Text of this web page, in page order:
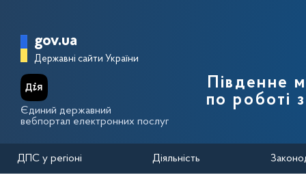
Головна сторінка Державної
gov.ua
Державні сайти України
Єдиний державний
вебпортал електронних послуг
Південне
по роботі
ДПС у регіоні Діяльність